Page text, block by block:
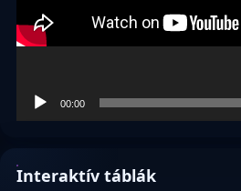
00:00
Interaktív táblák